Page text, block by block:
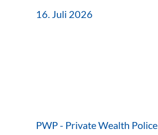
16. Juli 2026
PWP - Private Wealth Police